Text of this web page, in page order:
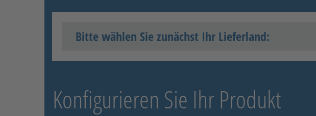
Bitte wählen Sie zunächst Ihr Lieferland:
Konfigurieren Sie Ihr Produkt